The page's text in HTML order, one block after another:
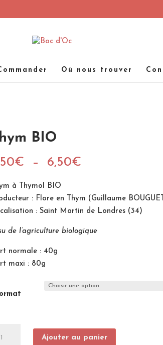
Où nous trouver
BIO
€ – 6,50€Plage
3,50€
à
6,50€
à Thymol BIO
: Flore en Thym (Guillaume
: Saint Martin de Londres (34)
de l’agriculture biologique
normale : 40g
maxi : 80g
Ajouter au panier